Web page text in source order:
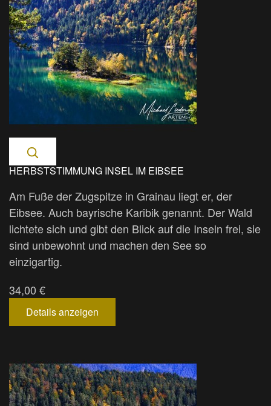
HERBSTSTIMMUNG INSEL IM EIBSEE
Am Fuße der Zugspitze in Grainau liegt er, der
Eibsee. Auch bayrische Karibik genannt. Der Wald
lichtete sich und gibt den Blick auf die Inseln frei, sie
sind unbewohnt und machen den See so
einzigartig.
34,00 €
Details anzeigen